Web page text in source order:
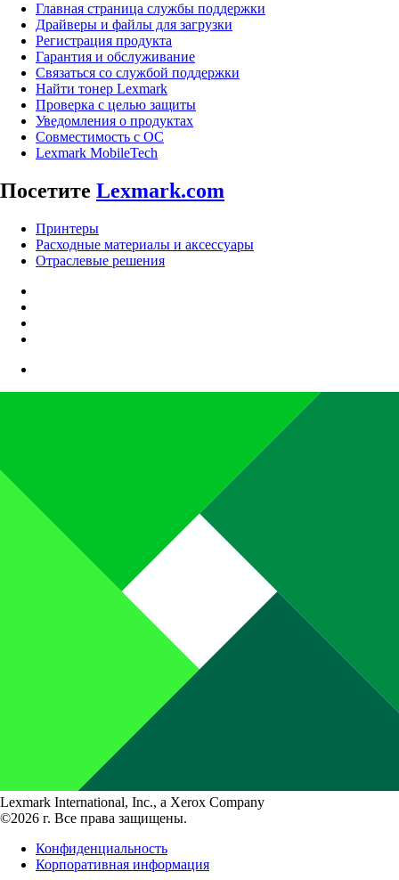
Главная страница службы поддержки
Драйверы и файлы для загрузки
Регистрация продукта
Гарантия и обслуживание
Связаться со службой поддержки
Найти тонер Lexmark
Проверка с целью защиты
Уведомления о продуктах
Совместимость с ОС
Lexmark MobileTech
Посетите Lexmark.com
Принтеры
Расходные материалы и аксессуары
Отраслевые решения
Lexmark International, Inc., a Xerox Company
©2026 г. Все права защищены.
Конфиденциальность
Корпоративная информация